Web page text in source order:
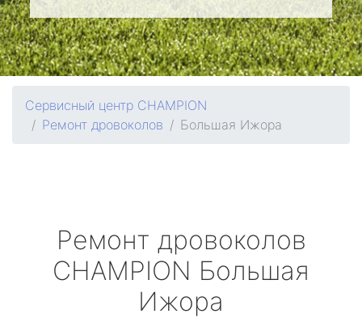
Сервисный центр CHAMPION
Ремонт дровоколов
Большая Ижора
Ремонт дровоколов
CHAMPION Большая
Ижора